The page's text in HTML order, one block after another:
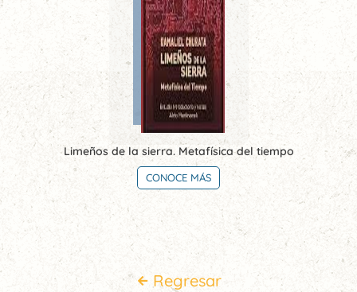
Limeños de la sierra. Metafísica del tiempo
CONOCE MÁS
Regresar